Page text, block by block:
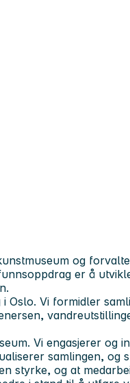
og
er å
Oslo. Vi formidler
Vi engasjerer og
samlingen, og
styrke, og at